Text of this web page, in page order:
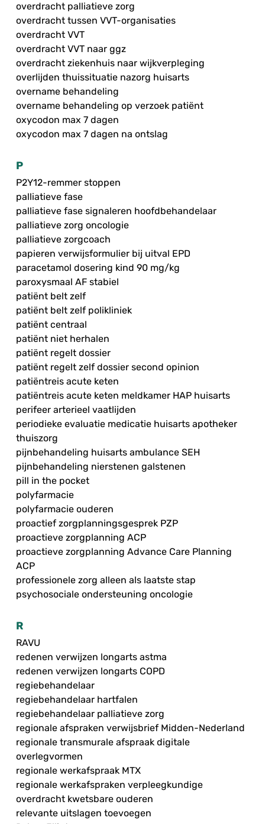
overdracht palliatieve zorg
overdracht tussen VVT-organisaties
overdracht VVT
overdracht VVT naar ggz
overdracht ziekenhuis naar wijkverpleging
overlijden thuissituatie nazorg huisarts
overname behandeling
overname behandeling op verzoek patiënt
oxycodon max 7 dagen
oxycodon max 7 dagen na ontslag
P
P2Y12-remmer stoppen
palliatieve fase
palliatieve fase signaleren hoofdbehandelaar
palliatieve zorg oncologie
palliatieve zorgcoach
papieren verwijsformulier bij uitval EPD
paracetamol dosering kind 90 mg/kg
paroxysmaal AF stabiel
patiënt belt zelf
patiënt belt zelf polikliniek
patiënt centraal
patiënt niet herhalen
patiënt regelt dossier
patiënt regelt zelf dossier second opinion
patiëntreis acute keten
patiëntreis acute keten meldkamer HAP huisarts
perifeer arterieel vaatlijden
periodieke evaluatie medicatie huisarts apotheker
thuiszorg
pijnbehandeling huisarts ambulance SEH
pijnbehandeling nierstenen galstenen
pill in the pocket
polyfarmacie
polyfarmacie ouderen
proactief zorgplanningsgesprek PZP
proactieve zorgplanning ACP
proactieve zorgplanning Advance Care Planning
ACP
professionele zorg alleen als laatste stap
psychosociale ondersteuning oncologie
R
RAVU
redenen verwijzen longarts astma
redenen verwijzen longarts COPD
regiebehandelaar
regiebehandelaar hartfalen
regiebehandelaar palliatieve zorg
regionale afspraken verwijsbrief Midden-Nederland
regionale transmurale afspraak digitale
overlegvormen
regionale werkafspraak MTX
regionale werkafspraken verpleegkundige
overdracht kwetsbare ouderen
relevante uitslagen toevoegen